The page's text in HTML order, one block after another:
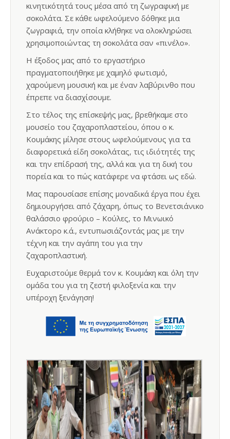
κινητικότητά τους μέσα από τη ζωγραφική με
σοκολάτα. Σε κάθε ωφελούμενο δόθηκε μια
ζωγραφιά, την οποία κλήθηκε να ολοκληρώσει
χρησιμοποιώντας τη σοκολάτα σαν «πινέλο».
Η έξοδος μας από το εργαστήριο
πραγματοποιήθηκε με χαμηλό φωτισμό,
χαρούμενη μουσική και με έναν λαβύρινθο που
έπρεπε να διασχίσουμε.
Στο τέλος της επίσκεψής μας, βρεθήκαμε στο
μουσείο του ζαχαροπλαστείου, όπου ο κ.
Κουμάκης μίλησε στους ωφελούμενους για τα
διαφορετικά είδη σοκολάτας, τις ιδιότητές της
και την επίδρασή της, αλλά και για τη δική του
πορεία και το πώς κατάφερε να φτάσει ως εδώ.
Μας παρουσίασε επίσης μοναδικά έργα που έχει
δημιουργήσει από ζάχαρη, όπως το Βενετσιάνικο
θαλάσσιο φρούριο – Κούλες, το Μινωικό
Ανάκτορο κ.ά., εντυπωσιάζοντάς μας με την
τέχνη και την αγάπη του για την
ζαχαροπλαστική.
Ευχαριστούμε θερμά τον κ. Κουμάκη και όλη την
ομάδα του για τη ζεστή φιλοξενία και την
υπέροχη ξενάγηση!